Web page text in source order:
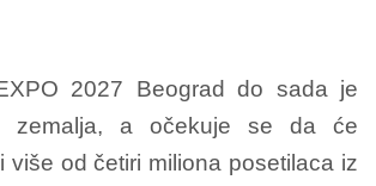
2027 Beograd do sada je
zemalja, a očekuje se da će
više od četiri miliona posetilaca iz